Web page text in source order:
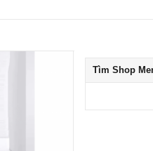
minh
Tìm Shop